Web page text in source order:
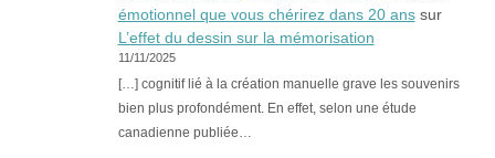
émotionnel que vous chérirez dans 20 anssur
L’effet du dessin sur la mémorisation
11/11/2025
[…] cognitif lié à la création manuelle grave les souvenirs
bien plus profondément. En effet, selon une étude
canadienne publiée…